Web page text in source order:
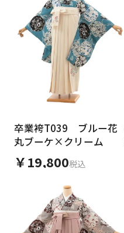
卒業袴T039 ブルー花
丸ブーケ×クリーム
￥19,800税込